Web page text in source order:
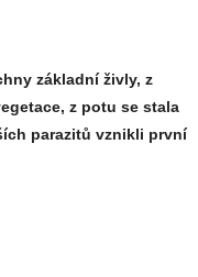
základní živly, z
z potu se stala
parazitů vznikli první